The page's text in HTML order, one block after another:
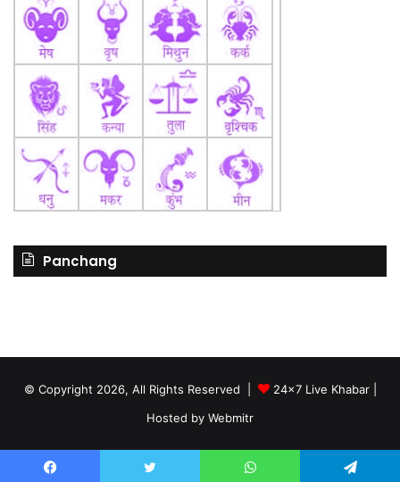
Panchang
© Copyright 2026, All Rights Reserved | 24x7 Live Khabar|
Hosted by Webmitr